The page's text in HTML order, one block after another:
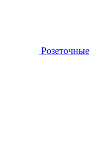
Розеточные